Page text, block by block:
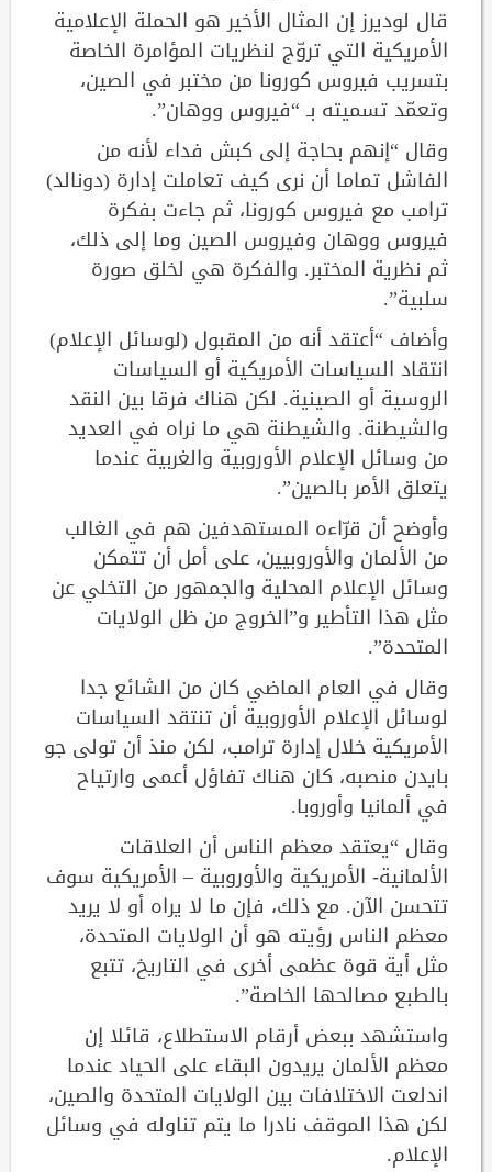
قال لوديرز إن المثال الأخير هو الحملة الإعلامية
الأمريكية التي تروّج لنظريات المؤامرة الخاصة
بتسريب فيروس كورونا من مختبر في الصين،
وتعمّد تسميته بـ “فيروس ووهان”.
وقال “إنهم بحاجة إلى كبش فداء لأنه من
الفاشل تماما أن نرى كيف تعاملت إدارة (دونالد)
ترامب مع فيروس كورونا، ثم جاءت بفكرة
فيروس ووهان وفيروس الصين وما إلى ذلك،
ثم نظرية المختبر. والفكرة هي لخلق صورة
سلبية”.
وأضاف “أعتقد أنه من المقبول (لوسائل الإعلام)
انتقاد السياسات الأمريكية أو السياسات
الروسية أو الصينية. لكن هناك فرقا بين النقد
والشيطنة. والشيطنة هي ما نراه في العديد
من وسائل الإعلام الأوروبية والغربية عندما
يتعلق الأمر بالصين”.
وأوضح أن قرّاءه المستهدفين هم في الغالب
من الألمان والأوروبيين، على أمل أن تتمكن
وسائل الإعلام المحلية والجمهور من التخلي عن
مثل هذا التأطير و”الخروج من ظل الولايات
المتحدة”.
وقال في العام الماضي كان من الشائع جدا
لوسائل الإعلام الأوروبية أن تنتقد السياسات
الأمريكية خلال إدارة ترامب، لكن منذ أن تولى جو
بايدن منصبه، كان هناك تفاؤل أعمى وارتياح
في ألمانيا وأوروبا.
وقال “يعتقد معظم الناس أن العلاقات
الألمانية- الأمريكية والأوروبية – الأمريكية سوف
تتحسن الآن. مع ذلك، فإن ما لا يراه أو لا يريد
معظم الناس رؤيته هو أن الولايات المتحدة،
مثل أية قوة عظمى أخرى في التاريخ، تتبع
بالطبع مصالحها الخاصة”.
واستشهد ببعض أرقام الاستطلاع، قائلا إن
معظم الألمان يريدون البقاء على الحياد عندما
اندلعت الاختلافات بين الولايات المتحدة والصين،
لكن هذا الموقف نادرا ما يتم تناوله في وسائل
الإعلام.